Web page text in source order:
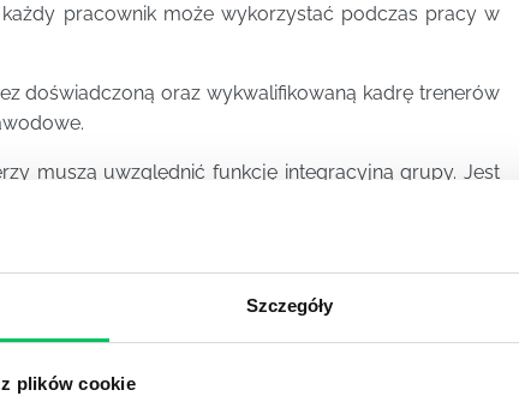
Szczegóły
plików cookie
pracownik może wykorzystać podczas pracy w
doświadczoną oraz wykwalifikowaną kadrę trenerów
muszą uwzględnić funkcję integracyjną grupy. Jest
kompetencji miękkich.
podczas ćwiczeń wymagających otwartości oraz
dojść do problemu z otwarciem się uczestników na